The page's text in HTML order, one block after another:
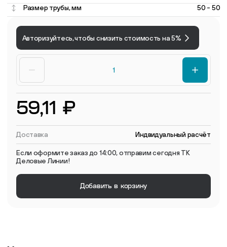
Размер трубы, мм
50 - 50
Авторизуйтесь, чтобы снизить стоимость на 5%
59,11 ₽
Доставка Индвидуальный расчёт
Если оформите заказ до 14:00, отправим сегодня ТК
Деловые Линии!
Добавить в корзину